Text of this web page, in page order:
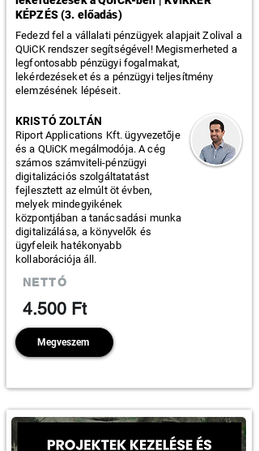
KÉPZÉS (3. előadás)
Fedezd fel a vállalati pénzügyek alapjait Zolival a
QUiCK rendszer segítségével! Megismerheted a
legfontosabb pénzügyi fogalmakat,
lekérdezéseket és a pénzügyi teljesítmény
elemzésének lépéseit.
KRISTÓ ZOLTÁN
Riport Applications Kft. ügyvezetője
és a QUiCK megálmodója. A cég
számos számviteli-pénzügyi
digitalizációs szolgáltatatást
fejlesztett az elmúlt öt évben,
melyek mindegyikének
központjában a tanácsadási munka
digitalizálása, a könyvelők és
ügyfeleik hatékonyabb
kollaborációja áll.
NETTÓ
4.500 Ft
Megveszem